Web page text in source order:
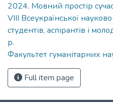
2024. Мовний простір
VIII Всеукраїнської
студентів, аспірантів і
р.
Факультет гуманітарних
Full item page